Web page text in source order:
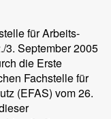
für Arbeits-
3. September 2005
die Erste
Fachstelle für
(EFAS) vom 26.